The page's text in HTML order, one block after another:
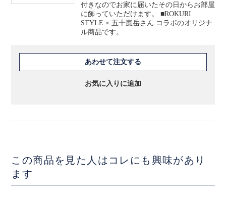
付きなのでお家に届いたその日からお部屋
に飾っていただけます。 ■ROKURI
STYLE × 五十嵐岳さん コラボのオリジナ
ル商品です。
あわせて注文する
お気に入りに追加
この商品を見た人はコレにも興味があり
ます